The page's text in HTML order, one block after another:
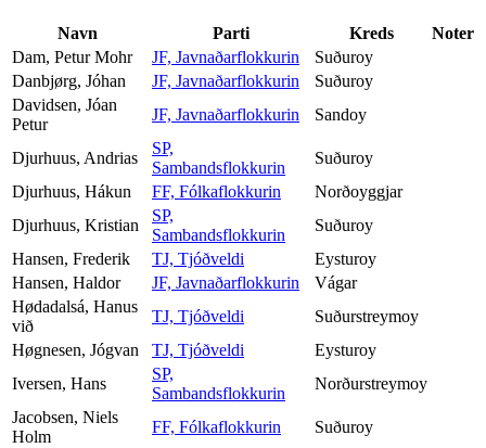
Navn Parti Kreds
Noter
Dam, Petur Mohr
JF, Javnaðarflokkurin
Suðuroy
Danbjørg, Jóhan
JF, Javnaðarflokkurin
Suðuroy
Davidsen, Jóan
Petur
JF, Javnaðarflokkurin Sandoy
Djurhuus, Andrias
SP,
Sambandsflokkurin
Suðuroy
Djurhuus, Hákun
FF, Fólkaflokkurin
Norðoyggjar
Djurhuus, Kristian
SP,
Sambandsflokkurin
Suðuroy
Hansen, Frederik
TJ, Tjóðveldi
Eysturoy
Hansen, Haldor
JF, Javnaðarflokkurin
Vágar
Hødadalsá, Hanus
við
TJ, Tjóðveldi
Suðurstreymoy
Høgnesen, Jógvan
TJ, Tjóðveldi
Eysturoy
Iversen, Hans
SP,
Sambandsflokkurin
Norðurstreymoy
Jacobsen, Niels
Holm
FF, Fólkaflokkurin
Suðuroy